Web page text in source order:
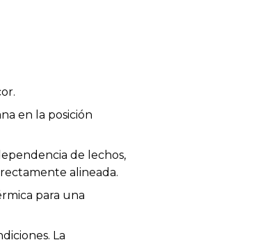
en la posición
de lechos,
alineada.
para una
La